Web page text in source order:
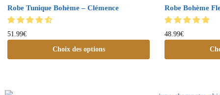
Robe Tunique Bohème – Clémence
51.99€
Choix des options
Robe Bohème
48.99€